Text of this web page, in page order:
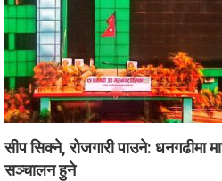
सीप सिक्ने, रोजगारी पाउने: धनगढीमा
सञ्चालन हुने